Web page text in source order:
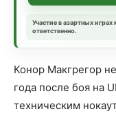
Участие в азартных
ответственно.
Конор Макгрегор
года после боя на
техническим